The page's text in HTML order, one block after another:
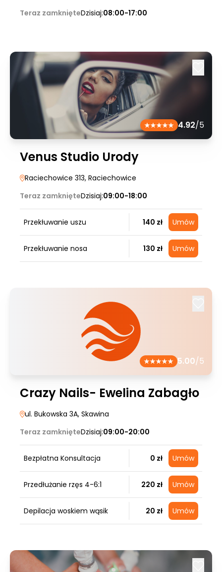
Teraz zamknięteDzisiaj:08:00-17:00
4.92/5
Venus Studio Urody
Raciechowice 313, Raciechowice
Teraz zamknięteDzisiaj:09:00-18:00
Przekłuwanie uszu 140 zł Umów
Przekłuwanie nosa 130 zł Umów
5.00/5
Crazy Nails- Ewelina Zabagło
ul. Bukowska 3A, Skawina
Teraz zamknięteDzisiaj:09:00-20:00
Bezpłatna Konsultacja 0 zł Umów
Przedłużanie rzęs 4-6:1 220 zł Umów
Depilacja woskiem wąsik 20 zł Umów